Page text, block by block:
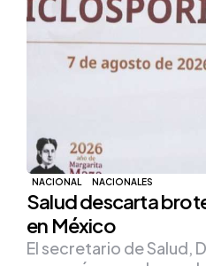
NACIONAL NACIONALES
Salud descarta
en México
El secretario de Salud,